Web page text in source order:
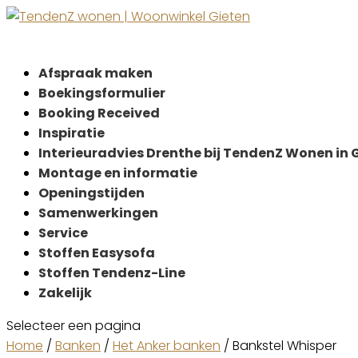
Afspraak maken
Boekingsformulier
Booking Received
Inspiratie
Interieuradvies Drenthe bij TendenZ Wonen in
Montage en informatie
Openingstijden
Samenwerkingen
Service
Stoffen Easysofa
Stoffen Tendenz-Line
Zakelijk
Selecteer een pagina
Home / Banken / Het Anker banken / Bankstel Whisper